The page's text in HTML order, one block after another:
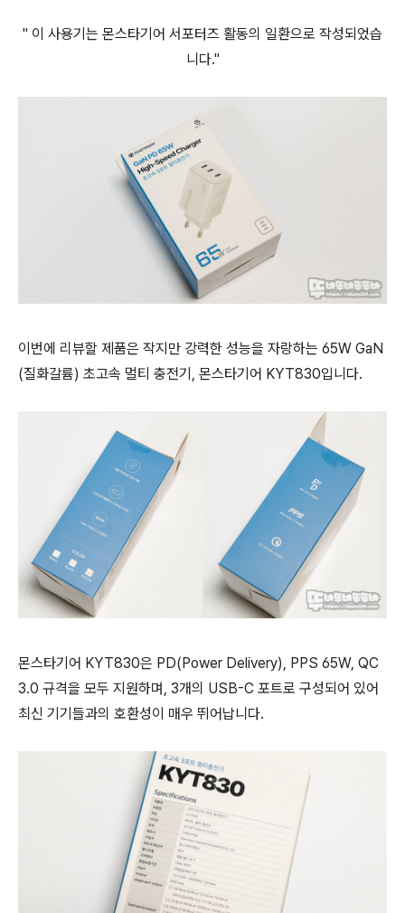
" 이 사용기는 몬스타기어 서포터즈 활동의 일환으로 작성되었습
니다."
이번에 리뷰할 제품은 작지만 강력한 성능을 자랑하는 65W GaN
(질화갈륨) 초고속 멀티 충전기, 몬스타기어 KYT830입니다.
몬스타기어 KYT830은 PD(Power Delivery), PPS 65W, QC
3.0 규격을 모두 지원하며, 3개의 USB-C 포트로 구성되어 있어
최신 기기들과의 호환성이 매우 뛰어납니다.